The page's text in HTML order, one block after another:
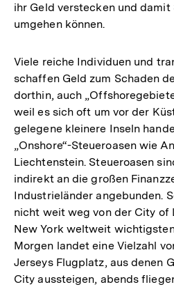
Link:
ihr Geld verstecken und damit
umgehen können.
Viele reiche Individuen und
schaffen Geld zum Schaden
dorthin, auch
weil es sich oft um vor der
gelegene kleinere Inseln
„Onshore“-Steueroasen wie
Liechtenstein. Steueroasen
indirekt an die großen
Industrieländer angebunden.
nicht weit weg von der City of
New York weltweit
Morgen landet eine Vielzahl
Jerseys Flugplatz, aus denen
City aussteigen, abends